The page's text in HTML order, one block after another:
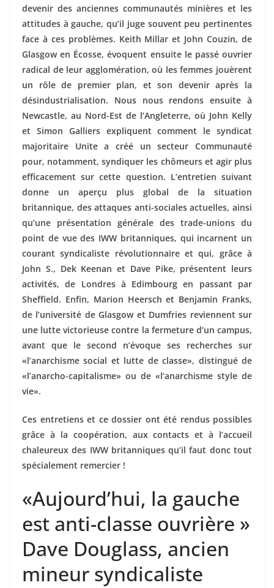
devenir des anciennes communautés minières et les
attitudes à gauche, qu’il juge souvent peu pertinentes
face à ces problèmes. Keith Millar et John Couzin, de
Glasgow en Écosse, évoquent ensuite le passé ouvrier
radical de leur agglomération, où les femmes jouèrent
un rôle de premier plan, et son devenir après la
désindustrialisation. Nous nous rendons ensuite à
Newcastle, au Nord-Est de l’Angleterre, où John Kelly
et Simon Galliers expliquent comment le syndicat
majoritaire Unite a créé un secteur Communauté
pour, notamment, syndiquer les chômeurs et agir plus
efficacement sur cette question. L’entretien suivant
donne un aperçu plus global de la situation
britannique, des attaques anti-sociales actuelles, ainsi
qu’une présentation générale des trade-unions du
point de vue des IWW britanniques, qui incarnent un
courant syndicaliste révolutionnaire et qui, grâce à
John S., Dek Keenan et Dave Pike, présentent leurs
activités, de Londres à Edimbourg en passant par
Sheffield. Enfin, Marion Heersch et Benjamin Franks,
de l’université de Glasgow et Dumfries reviennent sur
une lutte victorieuse contre la fermeture d’un campus,
avant que le second n’évoque ses recherches sur
«l’anarchisme social et lutte de classe», distingué de
«l’anarcho-capitalisme» ou de «l’anarchisme style de
vie».
Ces entretiens et ce dossier ont été rendus possibles
grâce à la coopération, aux contacts et à l’accueil
chaleureux des IWW britanniques qu’il faut donc tout
spécialement remercier !
«Aujourd’hui, la gauche
est anti-classe ouvrière »
Dave Douglass, ancien
mineur syndicaliste